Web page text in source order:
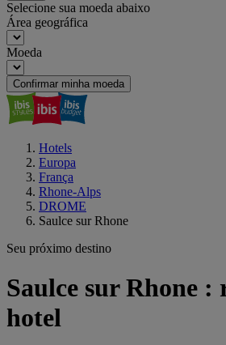
Selecione sua moeda abaixo
Área geográfica
Moeda
Confirmar minha moeda
Hotels
Europa
França
Rhone-Alps
DROME
Saulce sur Rhone
Seu próximo destino
Saulce sur Rhone :
hotel